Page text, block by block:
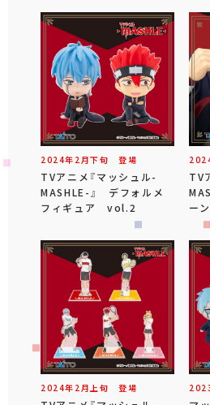
2024年 2 月下旬 登場
TVアニメ『マッシュル-
MASHLE-』 デフォルメ
フィギュア vol.2
TV
ー
2024年 2 月 上旬 登場